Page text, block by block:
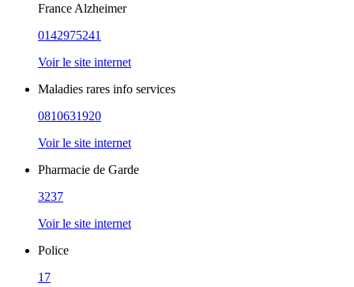
France Alzheimer
0142975241
Voir le site internet
Maladies rares info services
0810631920
Voir le site internet
Pharmacie de Garde
3237
Voir le site internet
Police
17